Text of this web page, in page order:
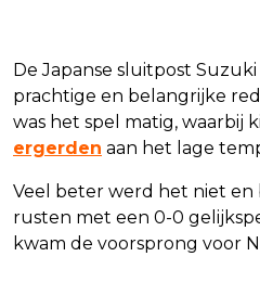
De Japanse sluitpost
prachtige en belangrijke
was het spel matig, waarbij
ergerden aan het lage
Veel beter werd het niet
rusten met een 0-0
kwam de voorsprong voor